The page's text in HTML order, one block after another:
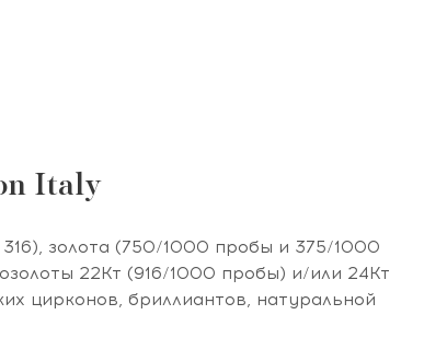
Italy
золота (750/1000 пробы и 375/1000
22Кт (916/1000 пробы) и/или 24Кт
цирконов, бриллиантов, натуральной